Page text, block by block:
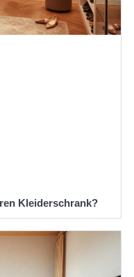
Kleiderschrank?